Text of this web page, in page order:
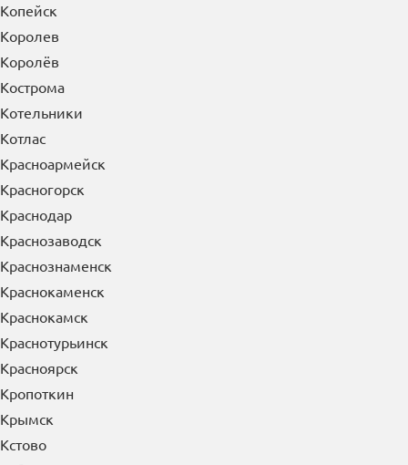
Копейск
Королев
Королёв
Кострома
Котельники
Котлас
Красноармейск
Красногорск
Краснодар
Краснозаводск
Краснознаменск
Краснокаменск
Краснокамск
Краснотурьинск
Красноярск
Кропоткин
Крымск
Кстово